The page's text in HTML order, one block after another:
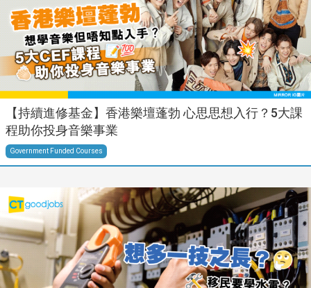
【持續進修基金】香港樂壇蓬勃 心思思想入行？5大課
程助你投身音樂事業
Government Funded Courses